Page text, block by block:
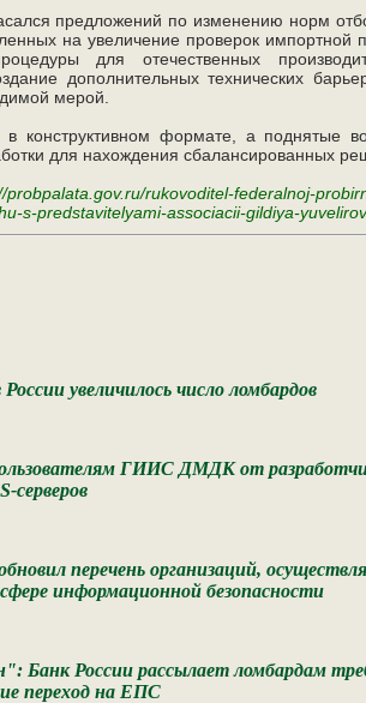
предложений по изменению норм
на увеличение проверок импортной
для отечественных
дополнительных технических
мерой.
в конструктивном формате, а поднятые
для нахождения сбалансированных
probpalata.gov.ru/rukovoditel-federalnoj-
s-predstavitelyami-associacii-gildiya-
увеличилось число ломбардов
ГИИС ДМДК от
серверов
перечень организаций,
информационной безопасности
Банк России рассылает ломбардам
переход на ЕПС